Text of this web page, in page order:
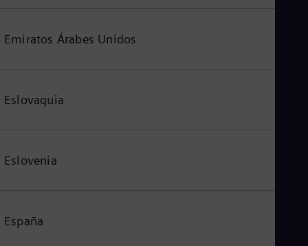
Emiratos Árabes Unidos
Eslovaquia
Eslovenia
España